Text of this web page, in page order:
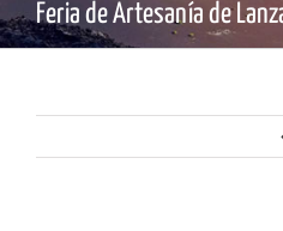
Feria de Artesanía de